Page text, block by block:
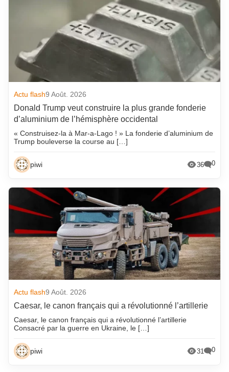
Actu flash9 Août. 2026
Donald Trump veut construire la plus grande fonderie
d’aluminium de l’hémisphère occidental
« Construisez-la à Mar-a-Lago ! » La fonderie d’aluminium de
Trump bouleverse la course au […]
piwi 36 0
Actu flash9 Août. 2026
Caesar, le canon français qui a révolutionné l’artillerie
Caesar, le canon français qui a révolutionné l’artillerie
Consacré par la guerre en Ukraine, le […]
piwi 31 0